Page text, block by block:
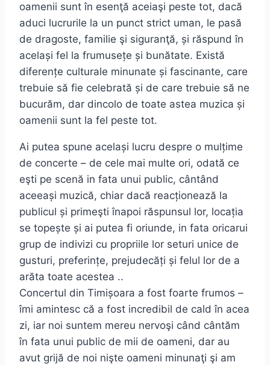
oamenii sunt în esenţă aceiaşi peste tot, dacă
aduci lucrurile la un punct strict uman, le pasă
de dragoste, familie şi siguranţă, și răspund în
același fel la frumusețe și bunătate. Există
diferențe culturale minunate și fascinante, care
trebuie să fie celebrată și de care trebuie să ne
bucurăm, dar dincolo de toate astea muzica și
oamenii sunt la fel peste tot.
Ai putea spune același lucru despre o mulțime
de concerte – de cele mai multe ori, odată ce
eşti pe scenă in fata unui public, cântând
aceeași muzică, chiar dacă reacționează la
publicul și primeşti înapoi răspunsul lor, locația
se topește și ai putea fi oriunde, in fata oricarui
grup de indivizi cu propriile lor seturi unice de
gusturi, preferințe, prejudecăți și felul lor de a
arăta toate acestea ..
Concertul din Timișoara a fost foarte frumos –
îmi amintesc că a fost incredibil de cald în acea
zi, iar noi suntem mereu nervoşi când cântăm
în fata unui public de mii de oameni, dar au
avut grijă de noi nişte oameni minunaţi şi am